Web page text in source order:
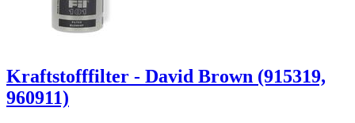
Kraftstofffilter - David Brown (915319,
960911)